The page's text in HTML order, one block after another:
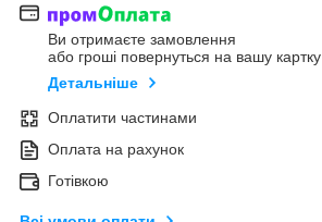
Ви отримаєте замовлення
або гроші повернуться на вашу картку
Детальніше
Оплатити частинами
Оплата на рахунок
Готівкою